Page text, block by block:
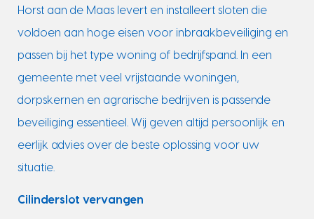
Horst aan de Maas levert en installeert sloten die
voldoen aan hoge eisen voor inbraakbeveiliging en
passen bij het type woning of bedrijfspand. In een
gemeente met veel vrijstaande woningen,
dorpskernen en agrarische bedrijven is passende
beveiliging essentieel. Wij geven altijd persoonlijk en
eerlijk advies over de beste oplossing voor uw
situatie.
Cilinderslot vervangen